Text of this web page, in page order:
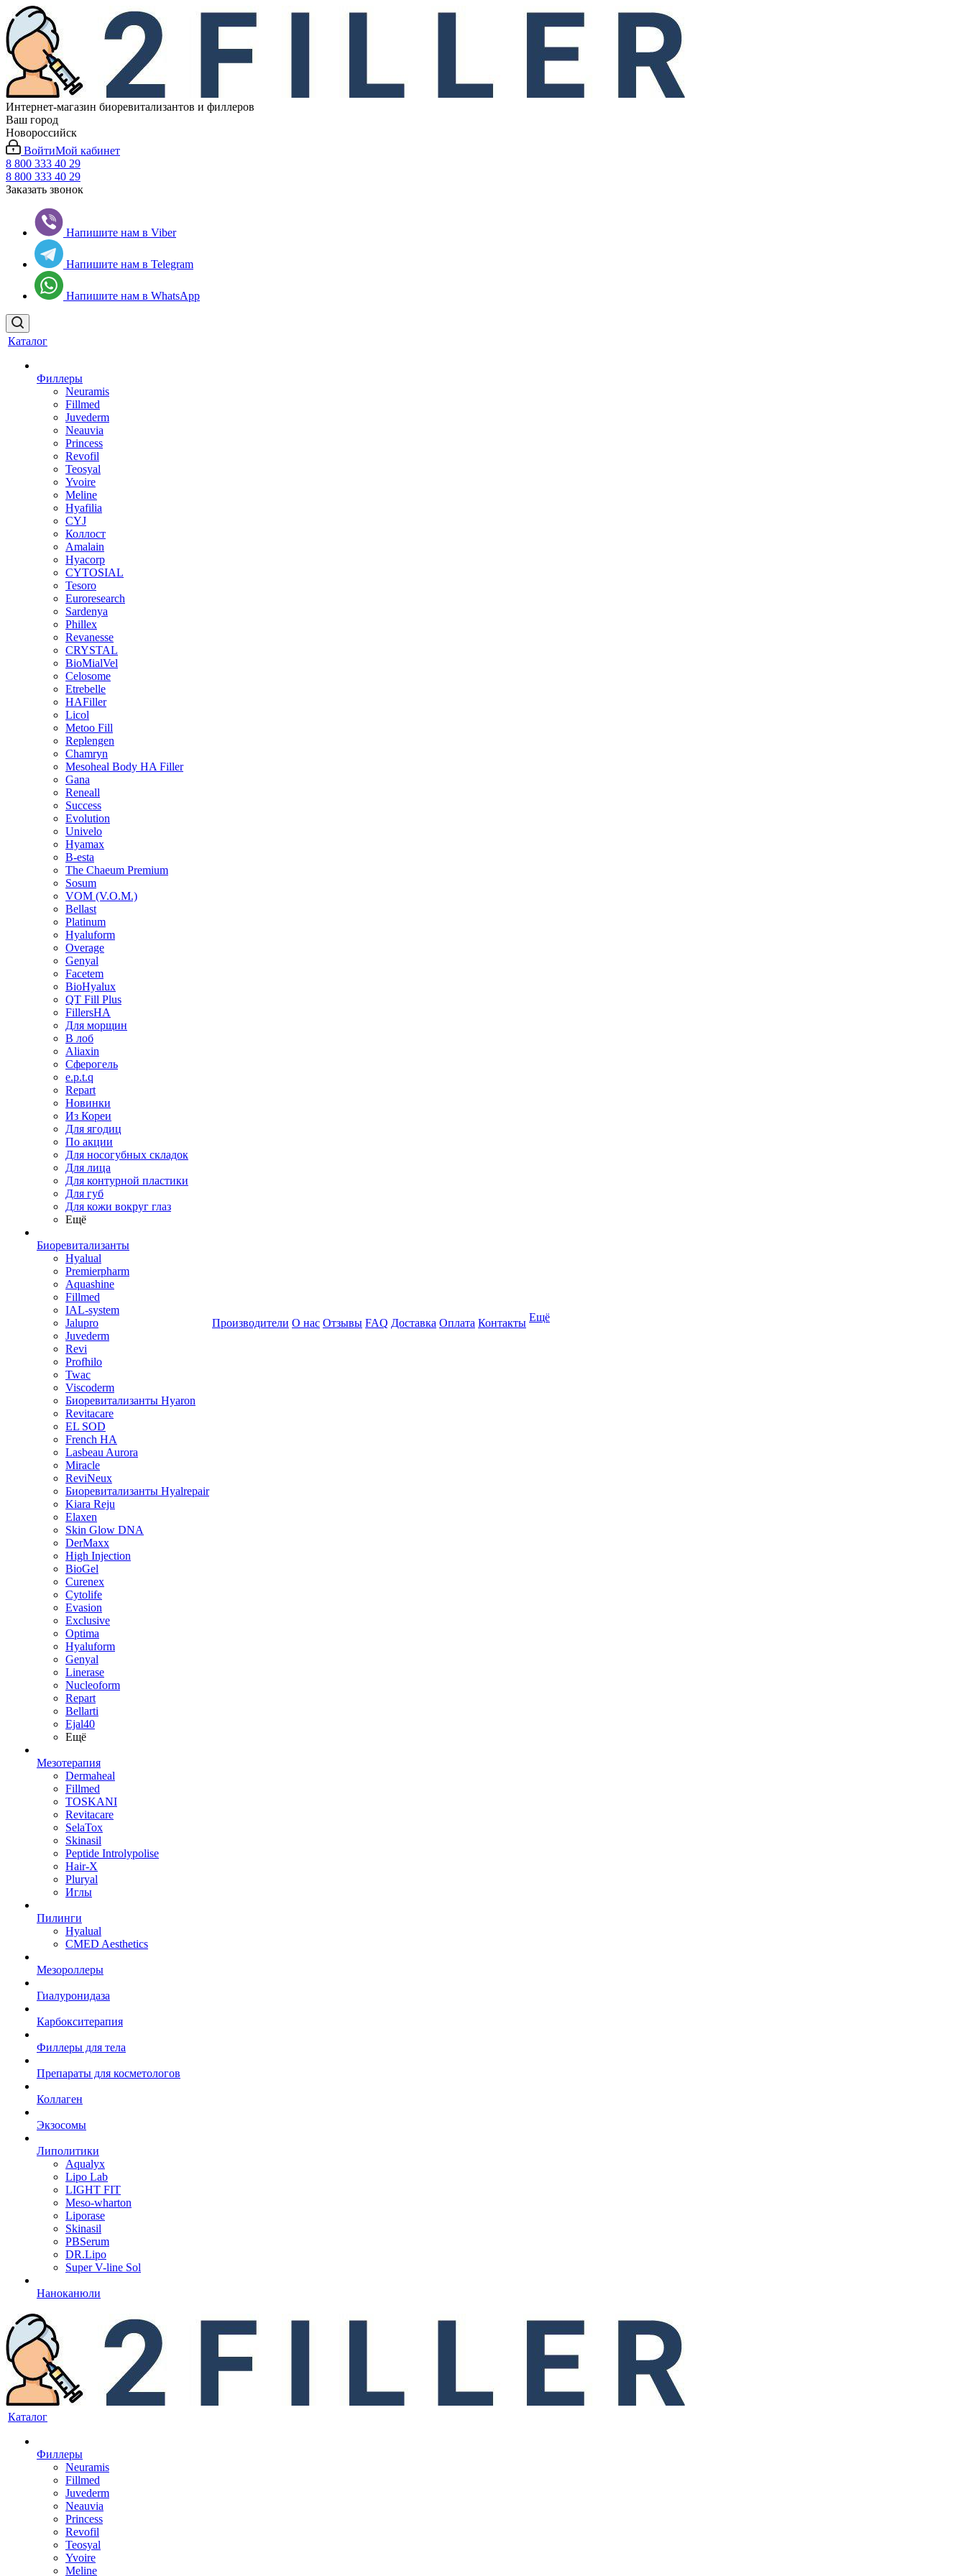
Интернет-магазин биоревитализантов и филлеров
Ваш город
Новороссийск
ВойтиМой кабинет
8 800 333 40 29
8 800 333 40 29
Заказать звонок
Напишите нам в Viber
Напишите нам в Telegram
Напишите нам в WhatsApp
Каталог
Филлеры
Neuramis
Fillmed
Juvederm
Neauvia
Princess
Revofil
Teosyal
Yvoire
Meline
Hyafilia
CYJ
Коллост
Amalain
Hyacorp
CYTOSIAL
Tesoro
Euroresearch
Sardenya
Phillex
Revanesse
CRYSTAL
BioMialVel
Celosome
Etrebelle
HAFiller
Licol
Metoo Fill
Replengen
Chamryn
Mesoheal Body HA Filler
Gana
Reneall
Success
Evolution
Univelo
Hyamax
B-esta
The Chaeum Premium
Sosum
VOM (V.O.M.)
Bellast
Platinum
Hyaluform
Overage
Genyal
Facetem
BioHyalux
QT Fill Plus
FillersHA
Для морщин
В лоб
Aliaxin
Сферогель
e.p.t.q
Repart
Новинки
Из Кореи
Для ягодиц
По акции
Для носогубных складок
Для лица
Для контурной пластики
Для губ
Для кожи вокруг глаз
Ещё
Биоревитализанты
Hyalual
Premierpharm
Aquashine
Fillmed
IAL-system
Jalupro
Juvederm
Revi
Profhilo
Twac
Viscoderm
Биоревитализанты Hyaron
Revitacare
EL SOD
French HA
Lasbeau Aurora
Miracle
ReviNeux
Биоревитализанты Hyalrepair
Kiara Reju
Elaxen
Skin Glow DNA
DerMaxx
High Injection
BioGel
Curenex
Cytolife
Evasion
Exclusive
Optima
Hyaluform
Genyal
Linerase
Nucleoform
Repart
Bellarti
Ejal40
Ещё
Мезотерапия
Dermaheal
Fillmed
TOSKANI
Revitacare
SelaTox
Skinasil
Peptide Introlypolise
Hair-X
Pluryal
Иглы
Пилинги
Hyalual
CMED Aesthetics
Мезороллеры
Гиалуронидаза
Карбокситерапия
Филлеры для тела
Препараты для косметологов
Коллаген
Экзосомы
Липолитики
Aqualyx
Lipo Lab
LIGHT FIT
Meso-wharton
Liporase
Skinasil
PBSerum
DR.Lipo
Super V-line Sol
Наноканюли
Производители О нас Отзывы FAQ Доставка Оплата Контакты Ещё
Каталог
Филлеры
Neuramis
Fillmed
Juvederm
Neauvia
Princess
Revofil
Teosyal
Yvoire
Meline